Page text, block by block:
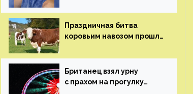
Праздничная битва
коровьим навозом прошла
Британец взял урну
с прахом на прогулку